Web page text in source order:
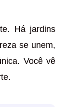
Há jardins
se unem,
Você vê